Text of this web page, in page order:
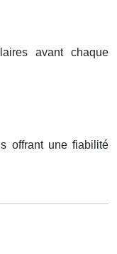
avant chaque
offrant une fiabilité